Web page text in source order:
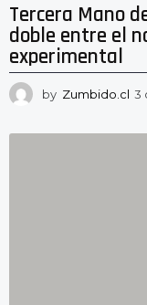
Tercera Mano
doble entre el
experimental
by Zumbido.cl 3